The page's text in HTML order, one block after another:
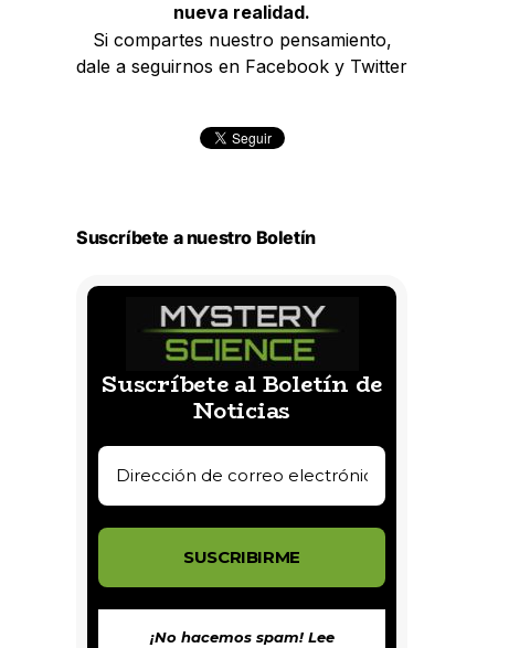
nueva realidad.
Si compartes nuestro pensamiento,
dale a seguirnos en Facebook y Twitter
Suscríbete a nuestro Boletín
Suscríbete al Boletín de
Noticias
¡No hacemos spam! Lee